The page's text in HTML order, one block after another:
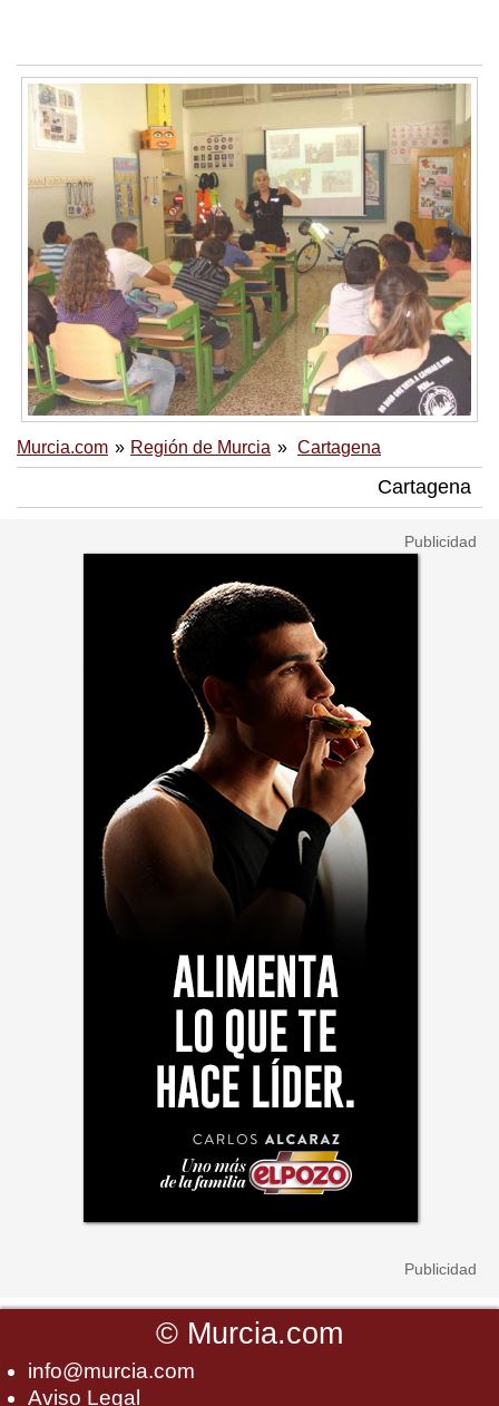
Murcia.com Región de Murcia Cartagena
Cartagena
© Murcia.com
info@murcia.com
Aviso Legal